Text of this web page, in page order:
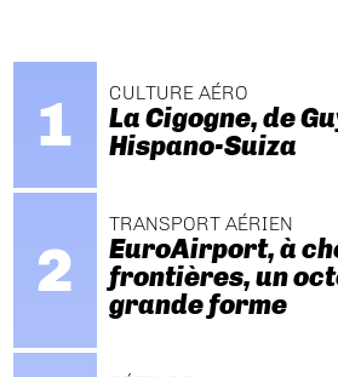
CULTURE AÉRO
La Cigogne, de
Hispano-Suiza
TRANSPORT AÉRIEN
EuroAirport, à
frontières, un
grande forme